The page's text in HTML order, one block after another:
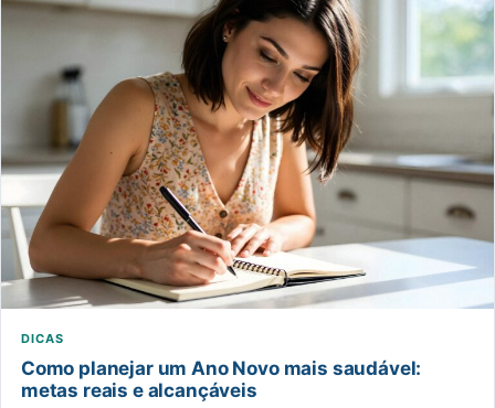
DICAS
Como planejar um Ano Novo mais saudável:
metas reais e alcançáveis